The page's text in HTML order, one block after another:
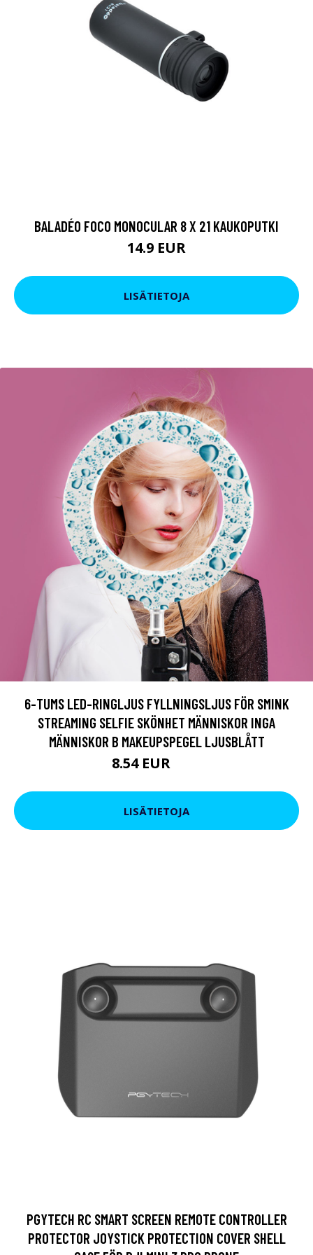
BALADÉO FOCO MONOCULAR 8 X 21 KAUKOPUTKI
14.9 EUR
LISÄTIETOJA
6-TUMS LED-RINGLJUS FYLLNINGSLJUS FÖR SMINK
STREAMING SELFIE SKÖNHET MÄNNISKOR INGA
MÄNNISKOR B MAKEUPSPEGEL LJUSBLÅTT
8.54 EUR
LISÄTIETOJA
PGYTECH RC SMART SCREEN REMOTE CONTROLLER
PROTECTOR JOYSTICK PROTECTION COVER SHELL